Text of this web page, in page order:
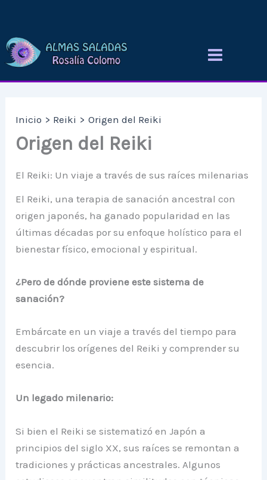
contenido
Inicio Reiki Origen del Reiki
Origen del Reiki
El Reiki: Un viaje a través de sus raíces milenarias
El Reiki, una terapia de sanación ancestral con
origen japonés, ha ganado popularidad en las
últimas décadas por su enfoque holístico para el
bienestar físico, emocional y espiritual.
¿Pero de dónde proviene este sistema de
sanación?
Embárcate en un viaje a través del tiempo para
descubrir los orígenes del Reiki y comprender su
esencia.
Un legado milenario:
Si bien el Reiki se sistematizó en Japón a
principios del siglo XX, sus raíces se remontan a
tradiciones y prácticas ancestrales. Algunos